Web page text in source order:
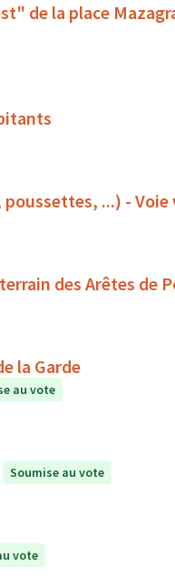
de la place
poussettes, ...) -
des Arêtes de
la Garde
au vote
Soumise au vote
vote